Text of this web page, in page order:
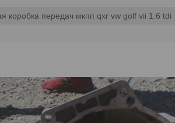
коробка передач мкпп qxr vw golf vii 1.6 tdi